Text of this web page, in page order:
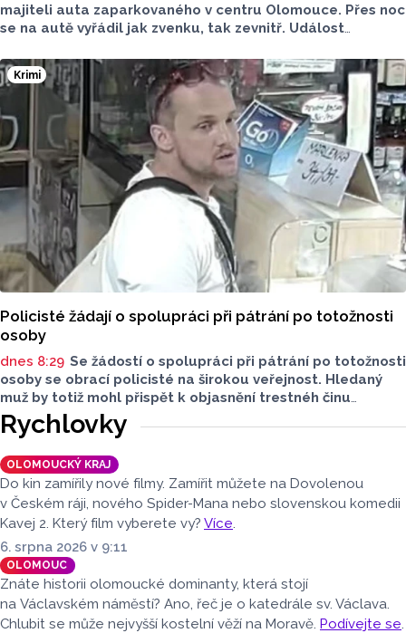
majiteli auta zaparkovaného v centru Olomouce. Přes noc
se na autě vyřádil jak zvenku, tak zevnitř. Událost
informovala tisková mluvčí Marie Šafářová. Pachateli
hrozí i vězení.
Krimi
Policisté žádají o spolupráci při pátrání po totožnosti
osoby
dnes 8:29 Se žádostí o spolupráci při pátrání po totožnosti
osoby se obrací policisté na širokou veřejnost. Hledaný
muž by totiž mohl přispět k objasnění trestnéh činu
poškození cizí věci.
Rychlovky
OLOMOUCKÝ KRAJ
Do kin zamířily nové filmy. Zamířit můžete na Dovolenou
v Českém ráji, nového Spider-Mana nebo slovenskou komedii
Kavej 2. Který film vyberete vy? Více.
6. srpna 2026 v 9:11
OLOMOUC
Znáte historii olomoucké dominanty, která stojí
na Václavském náměstí? Ano, řeč je o katedrále sv. Václava.
Chlubit se může nejvyšší kostelní věží na Moravě. Podívejte se.